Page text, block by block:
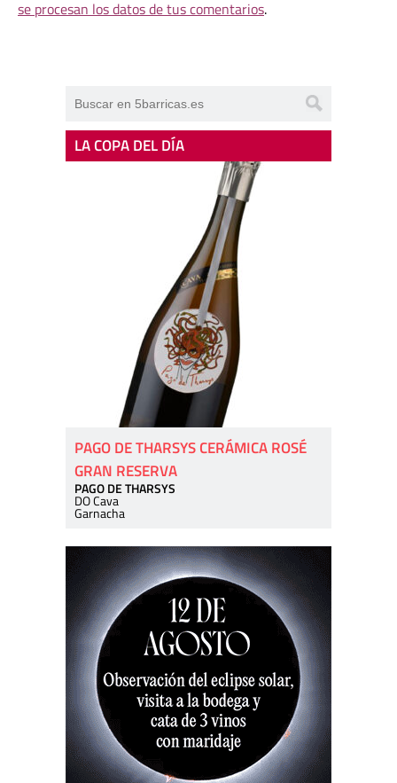
se procesan los datos de tus comentarios.
LA COPA DEL DÍA
PAGO DE THARSYS CERÁMICA ROSÉ
GRAN RESERVA
PAGO DE THARSYS
DO Cava
Garnacha